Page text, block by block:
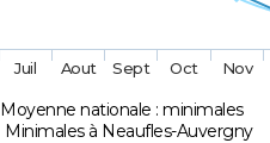
Moyenne nationale : minimales
Minimales à Neaufles-Auvergny
Juil Aout Sept Oct Nov